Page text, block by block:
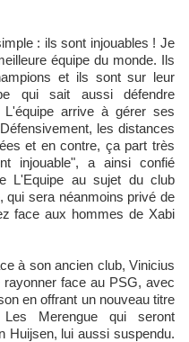
: ils sont injouables ! Je
équipe du monde. Ils
et ils sont sur leur
qui sait aussi défendre
arrive à gérer ses
les distances
et en contre, ça part très
injouable", a ainsi confié
L'Equipe au sujet du club
qui sera néanmoins privé de
face aux hommes de Xabi
à son ancien club, Vinicius
face au PSG, avec
en offrant un nouveau titre
Merengue qui seront
Huijsen, lui aussi suspendu.